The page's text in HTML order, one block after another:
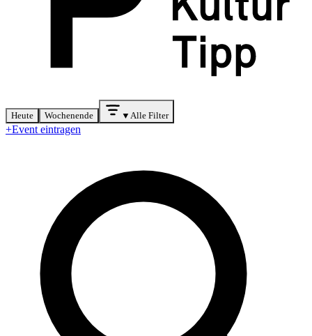
Heute Wochenende ▼ Alle Filter
+Event eintragen